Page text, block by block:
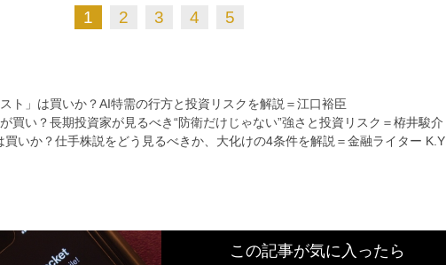
1 2 3 4 5
ト」は買いか？AI特需の行方と投資リスクを解説＝江口裕臣
買い？長期投資家が見るべき“防衛だけじゃない”強さと投資リスク＝栫井駿介
いか？仕手株説をどう見るべきか、大化けの4条件を解説＝金融ライター K.Y
この記事が気に入ったら